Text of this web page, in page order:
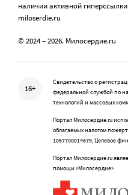
наличии активной
miloserdie.ru
© 2024 – 2026. Милосердие.ru
16+
Свидетельство о
федеральной службой по
технологий и массовых
Портал Милосердие.ru
облагаемых налогом
1057700014679, Целевое
Портал Милосердие.ru
помощи «Милосердие»